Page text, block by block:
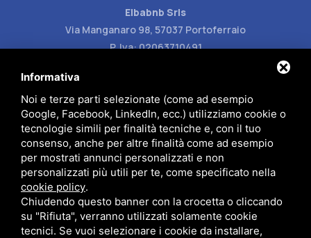
Elbabnb Srls
Via Manganaro 98, 57037 Portoferraio
P. Iva: 02063710491
Andrea (+39) 348 80 98 791
info@elbabnb.it
Privacy policy
Informativa
Noi e terze parti selezionate (come ad esempio
Google, Facebook, LinkedIn, ecc.) utilizziamo cookie o
tecnologie simili per finalità tecniche e, con il tuo
consenso, anche per altre finalità come ad esempio
per mostrati annunci personalizzati e non
personalizzati più utili per te, come specificato nella
cookie policy.
Chiudendo questo banner con la crocetta o cliccando
su "Rifiuta", verranno utilizzati solamente cookie
tecnici. Se vuoi selezionare i cookie da installare,